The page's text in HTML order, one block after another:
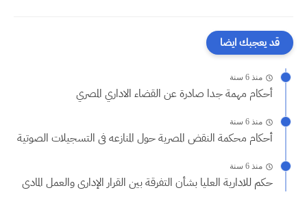
قد يعجبك ايضا
منذ 6 سنة
أحكام مهمة جدا صادرة عن القضاء الاداري المصري
منذ 6 سنة
أحكام محكمة النقض المصرية حول المنازعه فى التسجيلات الصوتية
منذ 6 سنة
حكم للادارية العليا بشأن التفرقة بين القرار الإدارى والعمل المادى